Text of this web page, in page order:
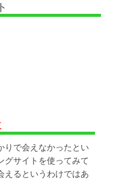
りで会えなかったとい
グサイトを使ってみて
えるというわけではあ